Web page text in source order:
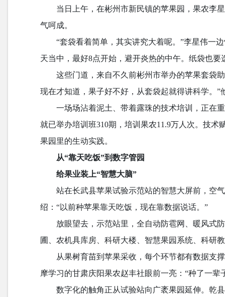
当日上午，在彬州市新民镇的苹果园，果农李
气呵成。
“套袋看着简单，其实讲究大着呢。”李星伟一
天当中，最好8点开始，避开炎热的中午。纸袋也
这些门道，来自不久前彬州市举办的苹果套袋
现在才知道，果子好不好，从套袋起就得讲科学。
一场场沾着泥土、带着露珠的技术培训，正在
就已举办培训班310期，培训果农11.9万人次。技
果园里的生动实践。
从“靠天吃饭”到数字管园
给果业装上“智慧大脑”
站在长武县苹果试验示范站的智慧大屏前，空
绍：“以前种苹果靠天吃饭，现在靠数据说话。”
放眼望去，示范站里，全自动防雹网、暖风式
圃、农机具库房、科研大楼、智慧果园系统、科研
从果树育苗到苹果采收，每个环节都有数据支
摩学习的甘肃庆阳果农赵丰社眼前一亮：“种了一
数字化的触角正从试验站向广袤果园延伸。乾